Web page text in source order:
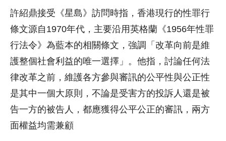
許紹鼎接受《星島》訪問時指，香港現行的性罪行
條文源自1970年代，主要沿用英格蘭《1956年性罪
行法令》為藍本的相關條文，強調「改革向前是維
護整個社會利益的唯一選擇」。他指，討論任何法
律改革之前，維護各方參與審訊的公平性與公正性
是其中一個大原則，不論是受害方的投訴人還是被
告一方的被告人，都應獲得公平公正的審訊，兩方
面權益均需兼顧